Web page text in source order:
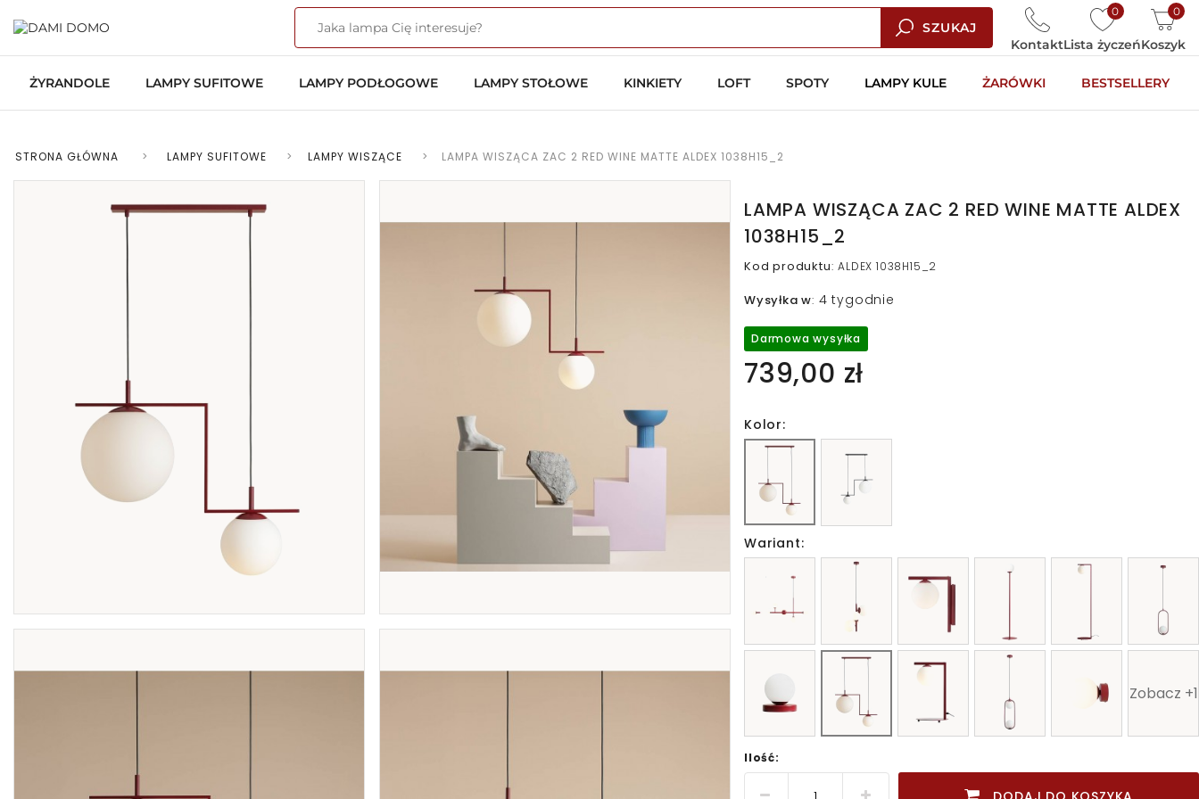
SZUKAJ
0
Lista życzeń
0
Koszyk
Kontakt
ŻYRANDOLE LAMPY SUFITOWE LAMPY PODŁOGOWE LAMPY STOŁOWE KINKIETY LOFT SPOTY LAMPY KULE ŻARÓWKI BESTSELLERY
STRONA GŁÓWNA > LAMPY SUFITOWE > LAMPY WISZĄCE > LAMPA WISZĄCA ZAC 2 RED WINE MATTE ALDEX 1038H15_2
LAMPA WISZĄCA ZAC 2 RED WINE MATTE ALDEX
1038H15_2
Kod produktu:ALDEX 1038H15_2
Wysyłka w: 4 tygodnie
Darmowa wysyłka
739,00 zł
Kolor:
Wariant:
Zobacz +1
Ilość: